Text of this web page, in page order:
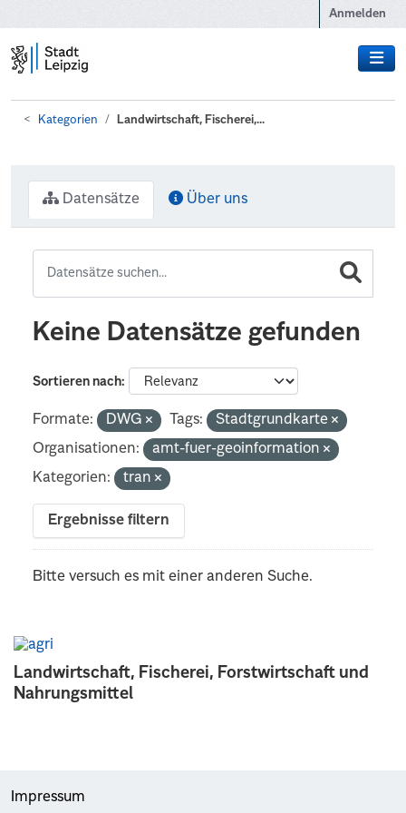
Anmelden
Kategorien Landwirtschaft, Fischerei,...
Landwirtschaft, Fischerei, Forstwirtschaft und
Nahrungsmittel
Datensätze Über uns
Keine Datensätze gefunden
Sortieren nach
Formate: DWG Tags:
Stadtgrundkarte
Organisationen:
amt-fuer-geoinformation
Kategorien:
tran
Ergebnisse filtern
Bitte versuch es mit einer anderen Suche.
Impressum